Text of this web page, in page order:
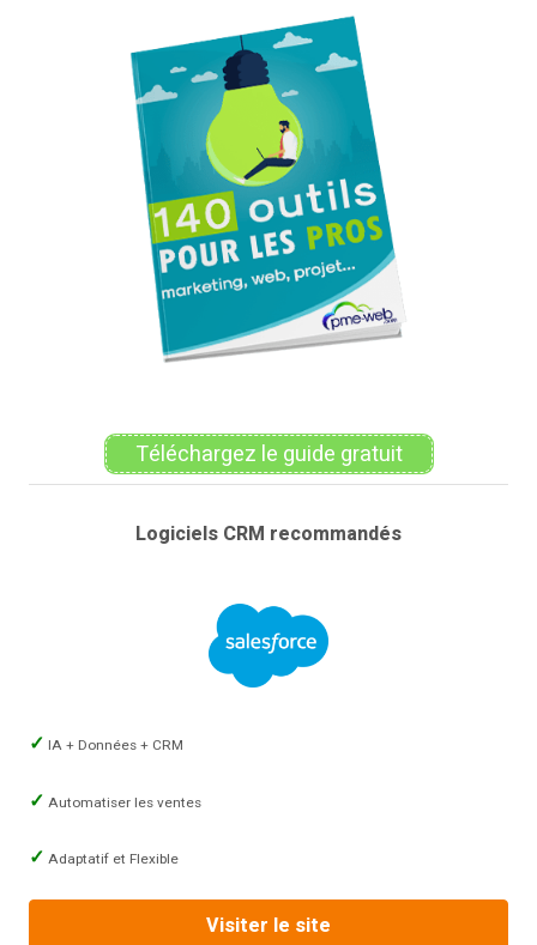
Téléchargez le guide gratuit
Logiciels CRM recommandés
IA + Données + CRM
Automatiser les ventes
Adaptatif et Flexible
Visiter le site